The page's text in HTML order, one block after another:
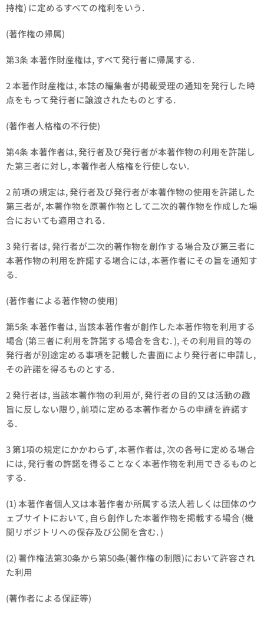
持権) に定めるすべての権利をいう.
(著作権の帰属)
第3条 本著作財産権は, すべて発行者に帰属する.
2 本著作財産権は, 本誌の編集者が掲載受理の通知を発行した時
点をもって発行者に譲渡されたものとする.
(著作者人格権の不行使)
第4条 本著作者は, 発行者及び発行者が本著作物の利用を許諾し
た第三者に対し, 本著作者人格権を行使しない.
2 前項の規定は, 発行者及び発行者が本著作物の使用を許諾した
第三者が, 本著作物を原著作物として二次的著作物を作成した場
合においても適用される.
3 発行者は, 発行者が二次的著作物を創作する場合及び第三者に
本著作物の利用を許諾する場合には, 本著作者にその旨を通知す
る.
(著作者による著作物の使用)
第5条 本著作者は, 当該本著作者が創作した本著作物を利用する
場合 (第三者に利用を許諾する場合を含む. ), その利用目的等の
発行者が別途定める事項を記載した書面により発行者に申請し,
その許諾を得るものとする.
2 発行者は, 当該本著作物の利用が, 発行者の目的又は活動の趣
旨に反しない限り, 前項に定める本著作者からの申請を許諾す
る.
3 第1項の規定にかかわらず, 本著作者は, 次の各号に定める場合
には, 発行者の許諾を得ることなく本著作物を利用できるものと
する.
(1) 本著作者個人又は本著作者か所属する法人若しくは団体のウ
ェブサイトにおいて, 自ら創作した本著作物を掲載する場合 (機
関リポジトリへの保存及び公開を含む. )
(2) 著作権法第30条から第50条(著作権の制限)において許容され
た利用
(著作者による保証等)